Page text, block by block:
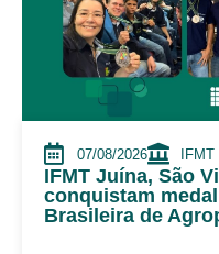
07/08/2026 IFMT
IFMT Juína, São
conquistam
Brasileira de